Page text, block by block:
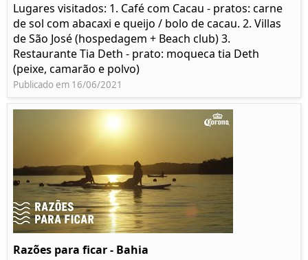
Lugares visitados: 1. Café com Cacau - pratos: carne
de sol com abacaxi e queijo / bolo de cacau. 2. Villas
de São José (hospedagem + Beach club) 3.
Restaurante Tia Deth - prato: moqueca tia Deth
(peixe, camarão e polvo)
Publicado em 16/06/2021
Razões para ficar - Bahia